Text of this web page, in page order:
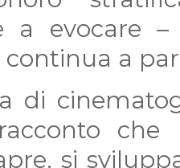
a evocare
continua a
di
che
si